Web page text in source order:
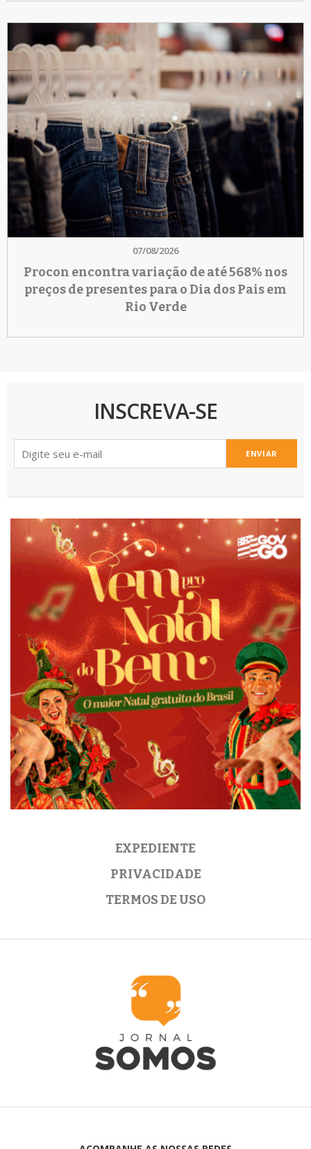
07/08/2026
Procon encontra variação de até 568% nos
preços de presentes para o Dia dos Pais em
Rio Verde
INSCREVA-SE
ENVIAR
EXPEDIENTE
PRIVACIDADE
TERMOS DE USO